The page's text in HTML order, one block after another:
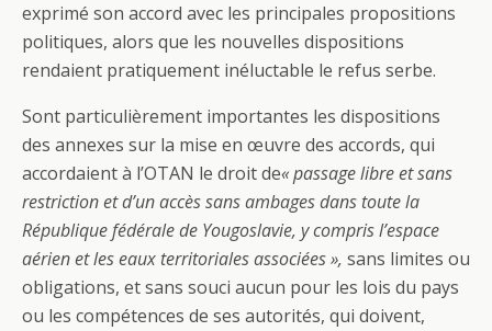
exprimé son accord avec les principales propositions
politiques, alors que les nouvelles dispositions
rendaient pratiquement inéluctable le refus serbe.
Sont particulièrement importantes les dispositions
des annexes sur la mise en œuvre des accords, qui
accordaient à l’OTAN le droit de« passage libre et sans
restriction et d’un accès sans ambages dans toute la
République fédérale de Yougoslavie, y compris l’espace
aérien et les eaux territoriales associées », sans limites ou
obligations, et sans souci aucun pour les lois du pays
ou les compétences de ses autorités, qui doivent,